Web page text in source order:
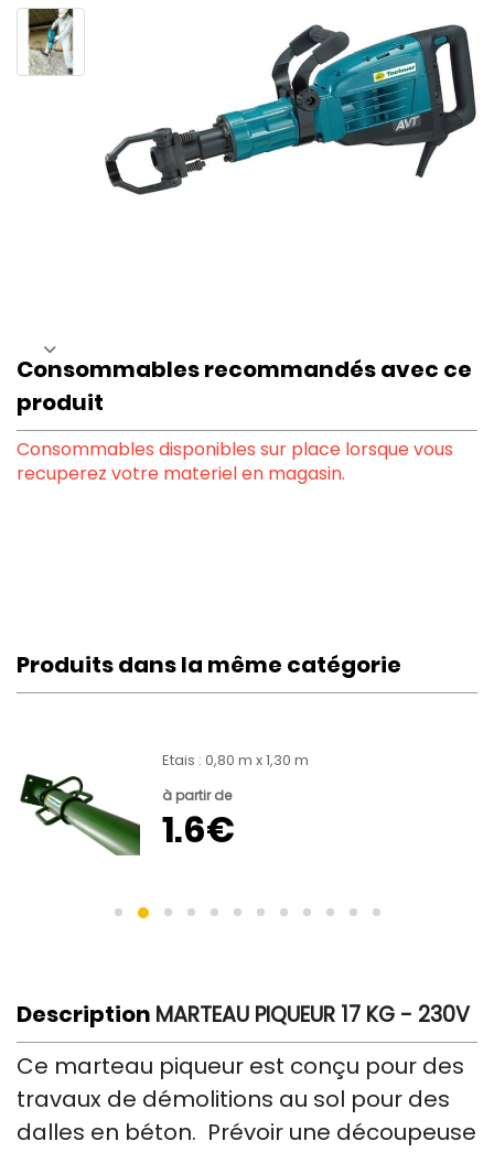
Consommables recommandés avec ce
produit
Consommables disponibles sur place lorsque vous
recuperez votre materiel en magasin.
Produits dans la même catégorie
Etais : 0,80 m x 1,30 m
à partir de
1.6€
Description MARTEAU PIQUEUR 17 KG - 230V
Ce marteau piqueur est conçu pour des
travaux de démolitions au sol pour des
dalles en béton. Prévoir une découpeuse